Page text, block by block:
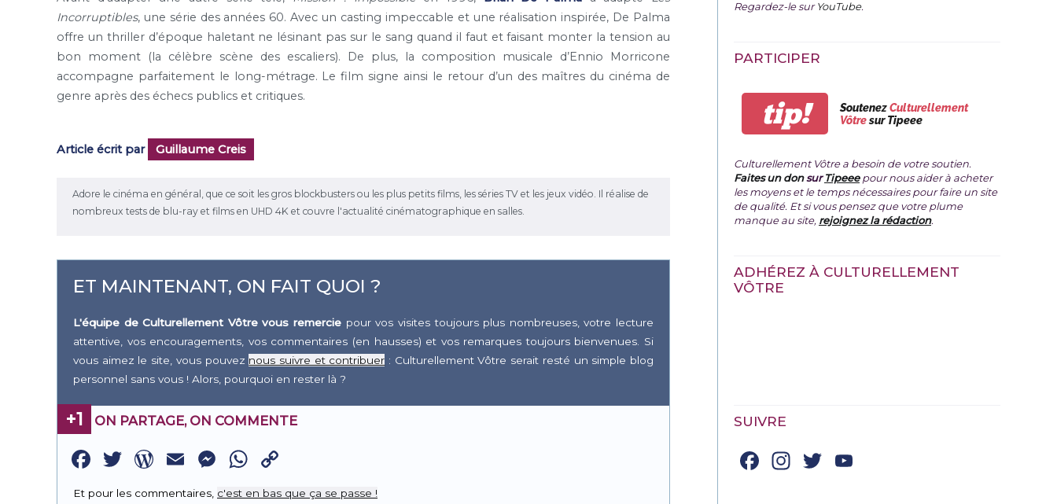
Incorruptibles, une série des années 60. Avec un casting impeccable et une réalisation inspirée, De Palma
offre un thriller d’époque haletant ne lésinant pas sur le sang quand il faut et faisant monter la tension au
bon moment (la célèbre scène des escaliers). De plus, la composition musicale d’Ennio Morricone
accompagne parfaitement le long-métrage. Le film signe ainsi le retour d’un des maîtres du cinéma de
genre après des échecs publics et critiques.
Article écrit par Guillaume Creis
Adore le cinéma en général, que ce soit les gros blockbusters ou les plus petits films, les séries TV et les jeux vidéo. Il réalise de
nombreux tests de blu-ray et films en UHD 4K et couvre l'actualité cinématographique en salles.
ET MAINTENANT, ON FAIT QUOI ?
L'équipe de Culturellement Vôtre vous remercie pour vos visites toujours plus nombreuses, votre lecture
attentive, vos encouragements, vos commentaires (en hausses) et vos remarques toujours bienvenues. Si
vous aimez le site, vous pouvez nous suivre et contribuer : Culturellement Vôtre serait resté un simple blog
personnel sans vous ! Alors, pourquoi en rester là ?
+1 ON PARTAGE, ON COMMENTE
Facebook
Twitter
WordPress
EmailMessenger
WhatsApp
Link
Et pour les commentaires, c'est en bas que ça se passe !
Regardez-le surYouTube.
PARTICIPER
tip! SoutenezCulturellement
Vôtresur Tipeee
Culturellement Vôtre a besoin de votre soutien.
Faites un donsurTipeeepour nous aider à acheter
les moyens et le temps nécessaires pour faire un site
de qualité. Et si vous pensez que votre plume
manque au site, rejoignez la rédaction.
ADHÉREZ À CULTURELLEMENT
VÔTRE
SUIVRE
Facebook
Instagram
Twitter